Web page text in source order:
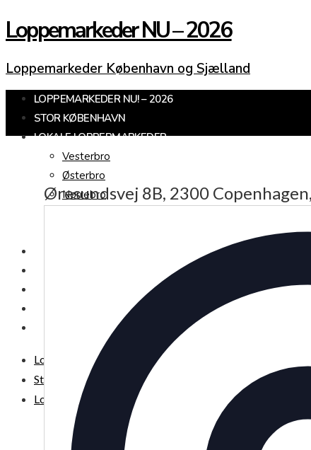
Loppemarkeder NU – 2026
Loppemarkeder København og Sjælland
LOPPEMARKEDER NU! – 2026
STOR KØBENHAVN
LOKALE LOPPERMARKEDER
Vesterbro
Østerbro
Nørrebro
JULEMARKEDER 2026
DIT LOPPEMARKED
Loppemarkeder NU! – 2026
Stor København
Lokale loppermarkeder
Vesterbro
Østerbro
Øresundsvej 8B, 2300